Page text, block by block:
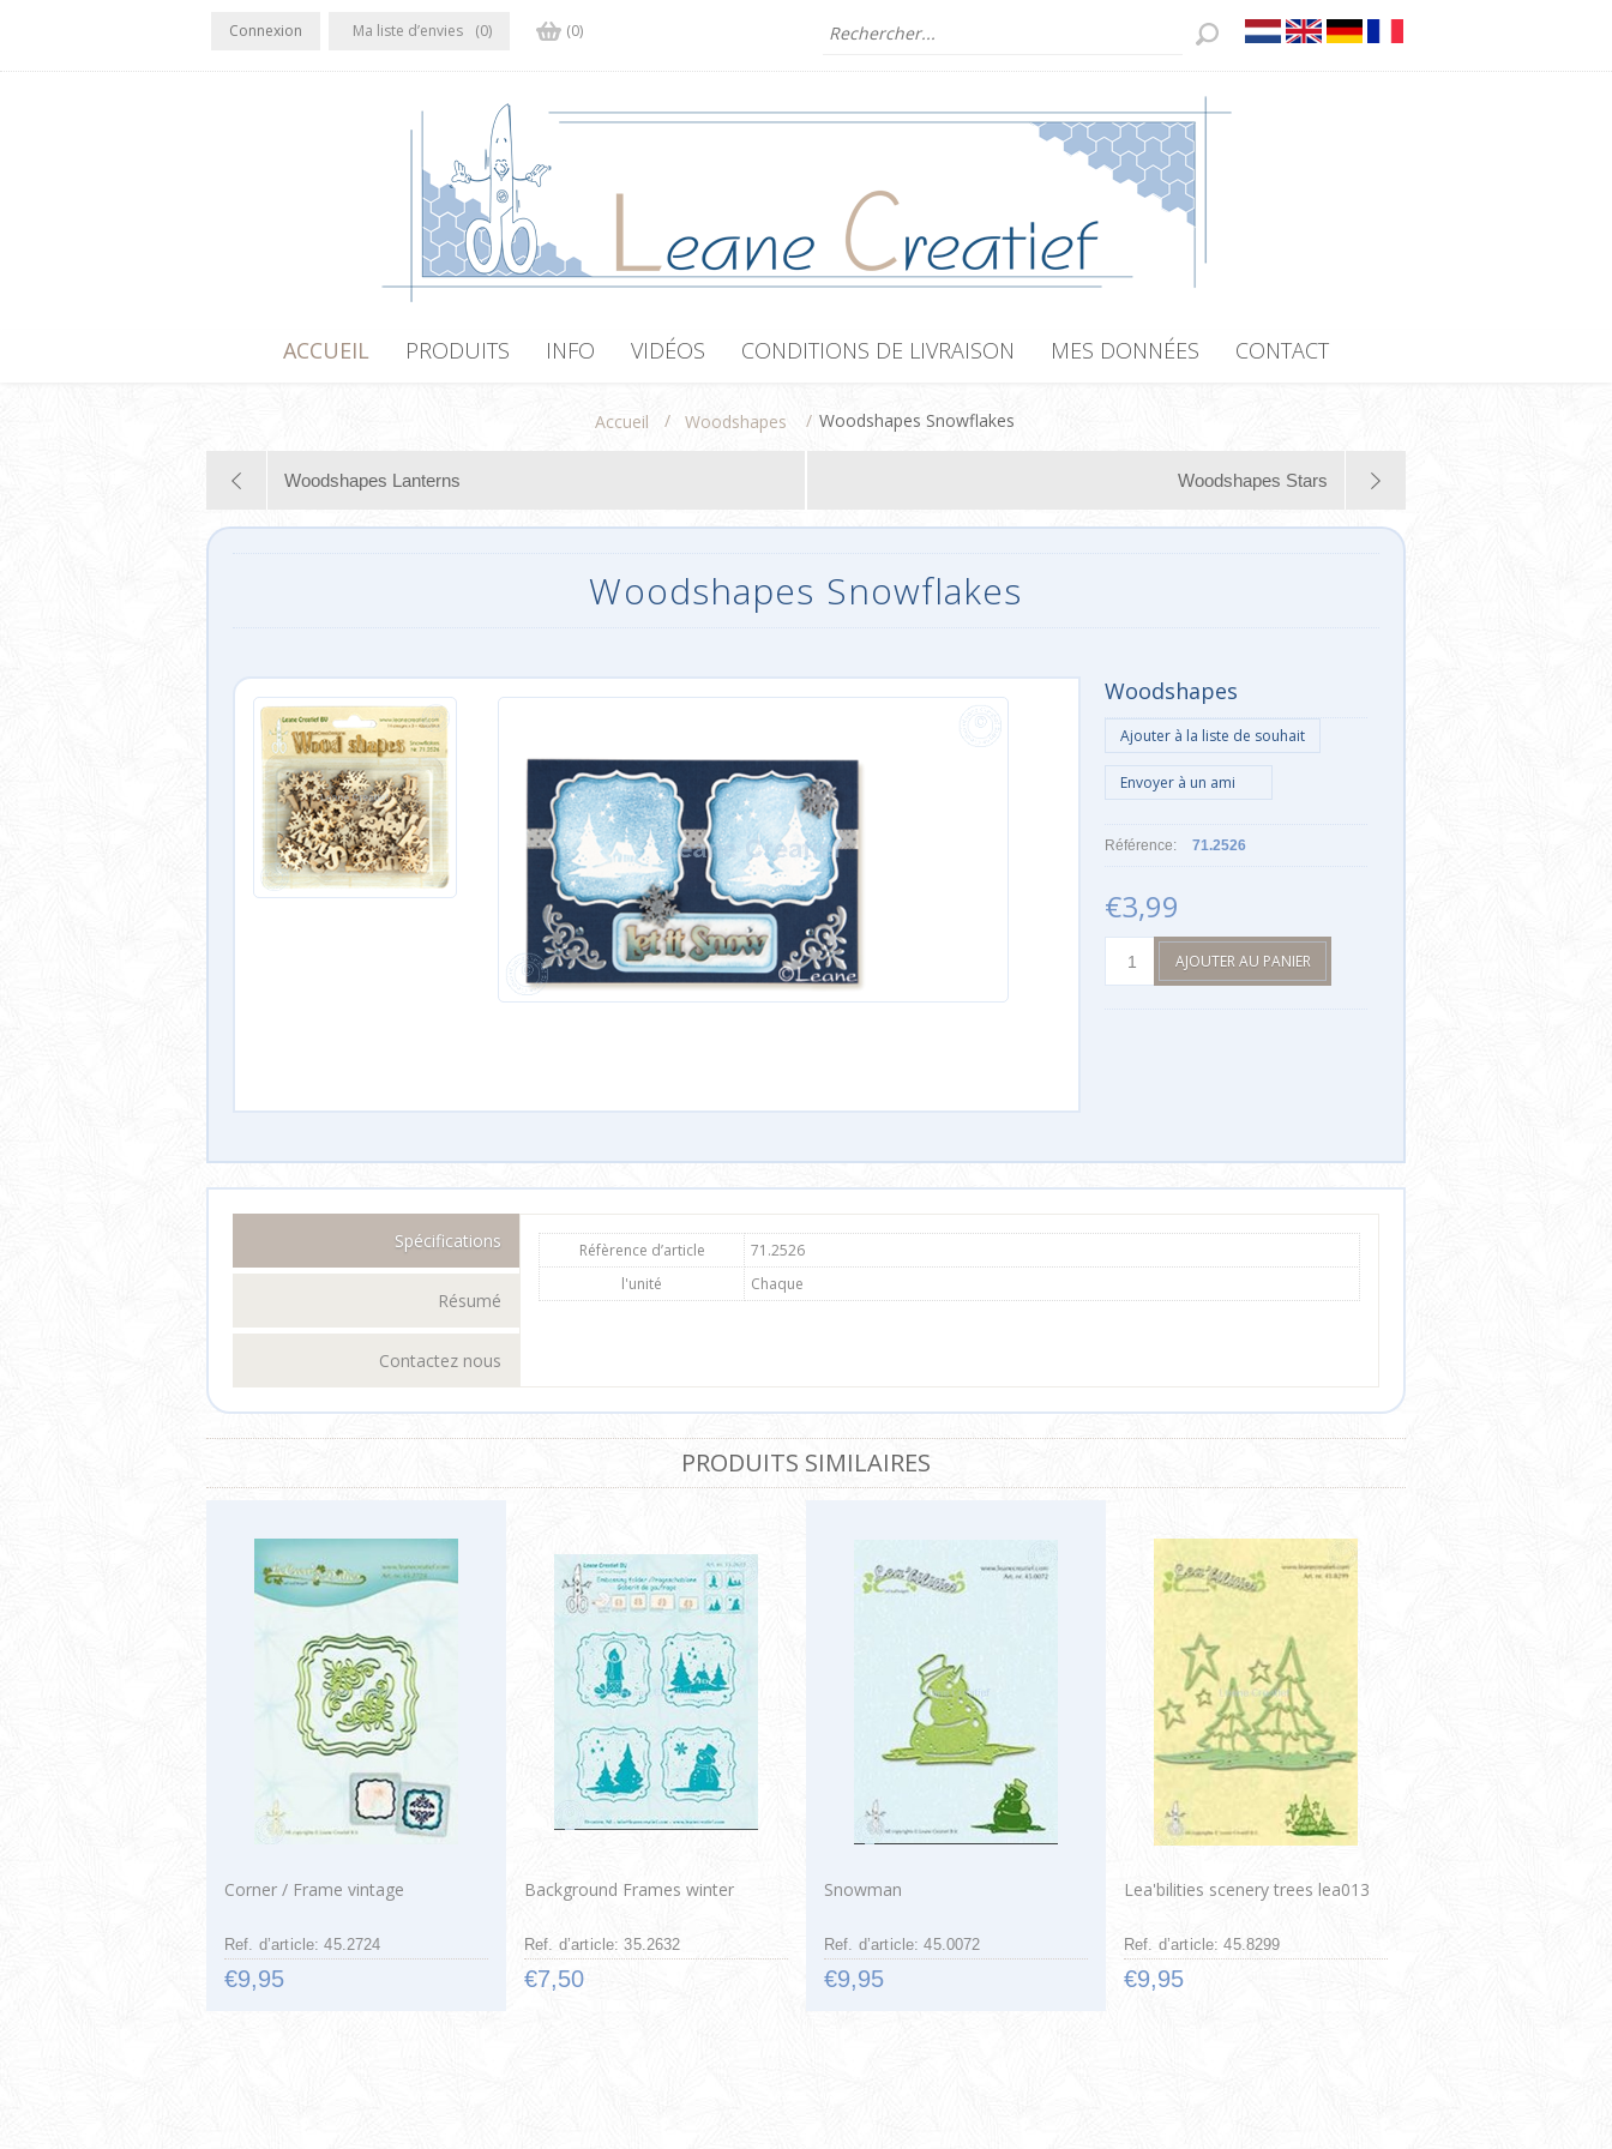
Connexion Ma liste d’envies (0) (0)
ACCUEIL PRODUITS INFO VIDÉOS CONDITIONS DE LIVRAISON MES DONNÉES CONTACT
Accueil / Woodshapes / Woodshapes Snowflakes
Woodshapes Lanterns Woodshapes Stars
Woodshapes Snowflakes
Woodshapes
Référence: 71.2526
€3,99
Spécifications
Résumé
Contactez nous
Réfèrence d’article
71.2526
l'unité
Chaque
PRODUITS SIMILAIRES
Corner / Frame vintage
Ref. d’article: 45.2724
€9,95
Background Frames winter
Ref. d’article: 35.2632
€7,50
Snowman
Ref. d’article: 45.0072
€9,95
Lea'bilities scenery trees lea013
Ref. d’article: 45.8299
€9,95